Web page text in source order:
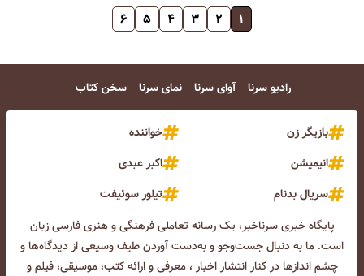
۱ ۲ ۳ ۴ ۵ ۶
رادیو سرنا آوای سرنا نمای سرنا سخن کتاب
بازیگر زن
خواننده
انیمیشن
اکبر عبدی
سریال بدنام
تیلور سوئیفت
پایگاه خبری سرناخبر، یک رسانه تعاملی فرهنگی و هنری فارسی زبان
است. ما به دنبال جست‌و‌جو و به‌دست آوردن طیف وسیعی از دیدگاه‌ها و
چشم انداز‌ها در کنار انتشار اخبار ، معرفی و ارائه کتب، موسیقی، فیلم و